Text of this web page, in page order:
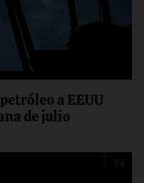
a EEUU
de julio